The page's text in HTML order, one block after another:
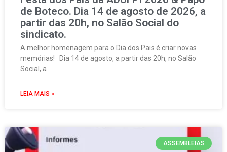
de Boteco. Dia 14 de agosto de 2026, a
partir das 20h, no Salão Social do
sindicato.
A melhor homenagem para o Dia dos Pais é criar novas
memórias! Dia 14 de agosto, a partir das 20h, no Salão
Social, a
LEIA MAIS »
ASSEMBLEIAS